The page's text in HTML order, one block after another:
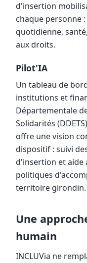
d'insertion
chaque personne
quotidienne,
aux droits.
Pilot'IA
Un tableau de
institutions et
Départementale
Solidarités
offre une vision
dispositif : suivi
d'insertion et aide
politiques
territoire girondin.
Une
humain
INCLUVia ne